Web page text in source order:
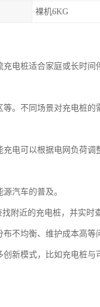
裸机6KG
电桩适合家庭或长时间
。不同场景对充电桩的
电可以根据电网负荷调
汽车的普及。
附近的充电桩，并实时
不均衡、维护成本高等
新模式，比如充电桩与